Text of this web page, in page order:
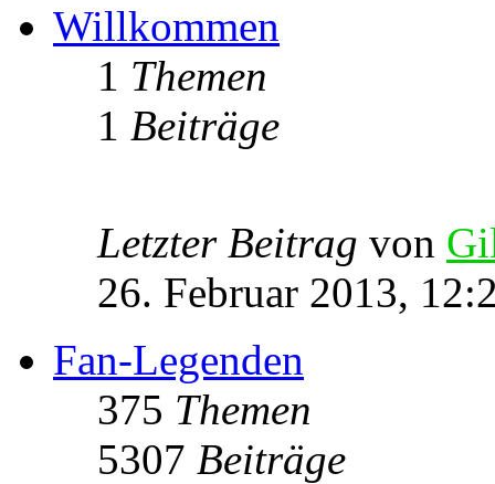
Willkommen
1 Themen
1 Beiträge
Letzter Beitrag von
26. Februar 2013,
Fan-Legenden
375 Themen
5307 Beiträge